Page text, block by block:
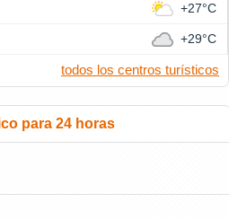
+27°C
+29°C
todos los centros turísticos
para 24 horas